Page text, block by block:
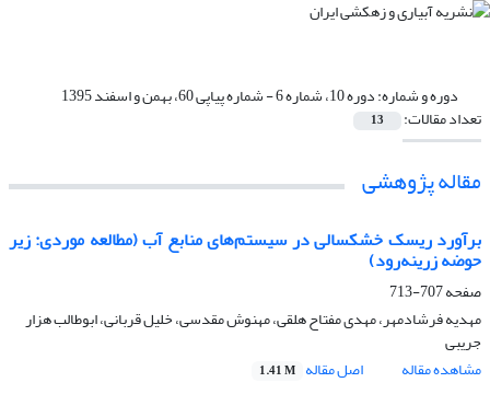
دوره و شماره:دوره 10، شماره 6 - شماره پیاپی 60، بهمن و اسفند 1395
تعداد مقالات: 13
مقاله پژوهشی
برآورد ریسک خشکسالی در سیستم‌های منابع آب (مطالعه موردی: زیر
حوضه زرینه‌رود)
صفحه707-713
مهدیه فرشادمهر، مهدی مفتاح هلقی، مهنوش مقدسی، خلیل قربانی، ابوطالب هزار
جریبی
مشاهده مقاله
اصل مقاله 1.41 M